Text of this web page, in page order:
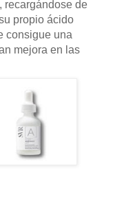
recargándose de
propio ácido
consigue una
mejora en las